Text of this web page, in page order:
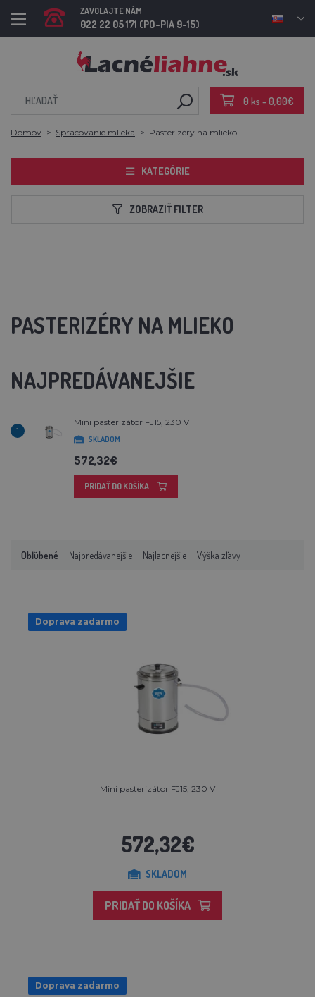
ZAVOLAJTE NÁM
022 22 05 171 (PO-PIA 9-15)
0 ks - 0,00€
Domov Spracovanie mlieka Pasterizéry na mlieko
KATEGÓRIE
ZOBRAZIŤ FILTER
PASTERIZÉRY NA MLIEKO
NAJPREDÁVANEJŠIE
1
Mini pasterizátor FJ15, 230 V
SKLADOM
572,32€
PRIDAŤ DO KOŠÍKA
Obľúbené Najpredávanejšie Najlacnejšie Výška zľavy
Doprava zadarmo
Mini pasterizátor FJ15, 230 V
572,32€
SKLADOM
PRIDAŤ DO KOŠÍKA
Doprava zadarmo